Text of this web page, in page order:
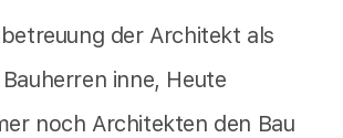
der Architekt als
inne, Heute
noch Architekten den Bau